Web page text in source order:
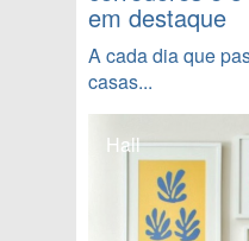
em destaque
A cada dia que
casas...
Hall